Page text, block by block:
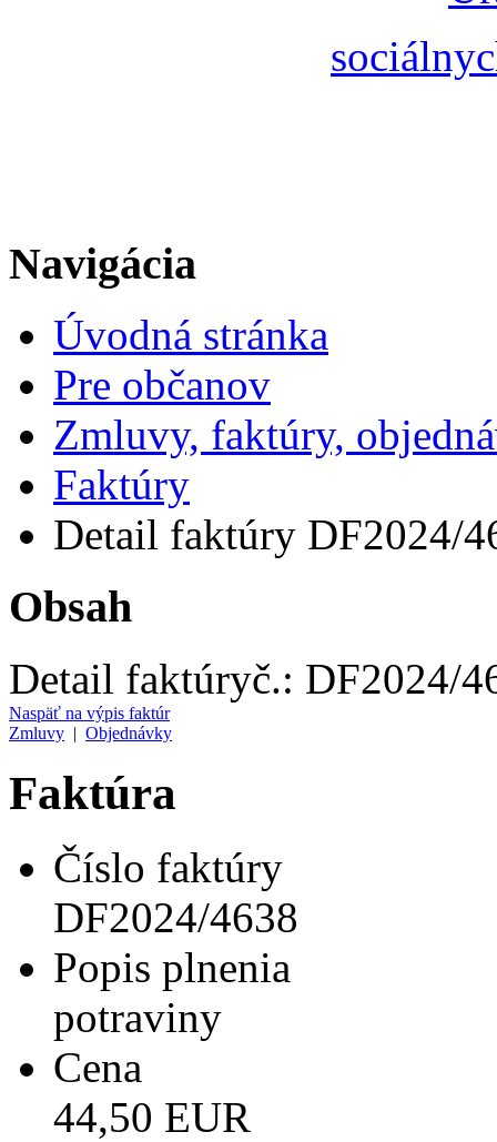
Navigácia
Úvodná stránka
Pre občanov
Zmluvy, faktúry,
Faktúry
Detail faktúry DF2024/
Obsah
Detail faktúryč.: DF2024/
Naspäť na výpis faktúr
Zmluvy | Objednávky
Faktúra
Číslo faktúry
DF2024/4638
Popis plnenia
potraviny
Cena
44,50 EUR